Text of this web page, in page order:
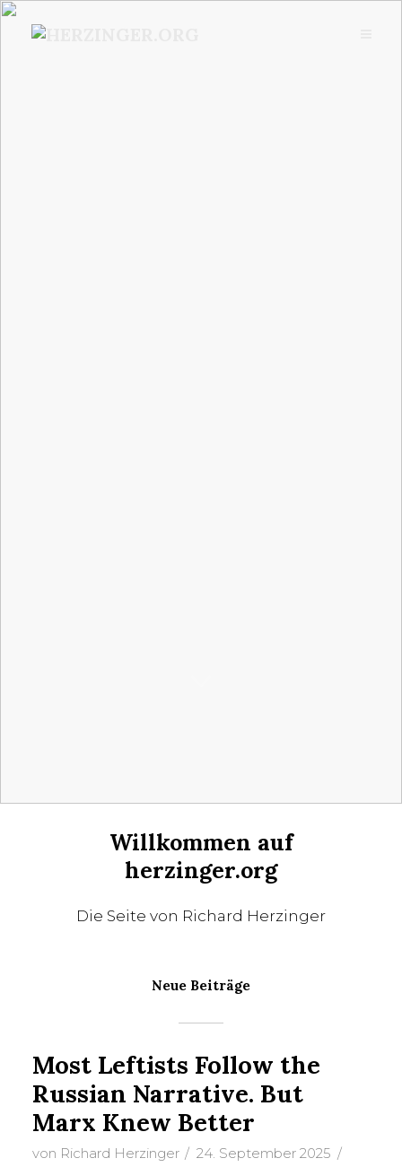
Willkommen auf
herzinger.org
Die Seite von Richard Herzinger
Neue Beiträge
Most Leftists Follow the
Russian Narrative. But
Marx Knew Better
von Richard Herzinger
24. September 2025